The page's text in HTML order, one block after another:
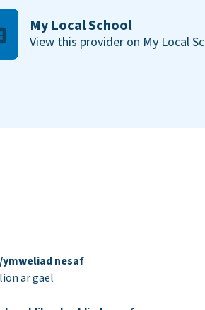
My Local School
View this provider on My Local
nesaf
ar gael